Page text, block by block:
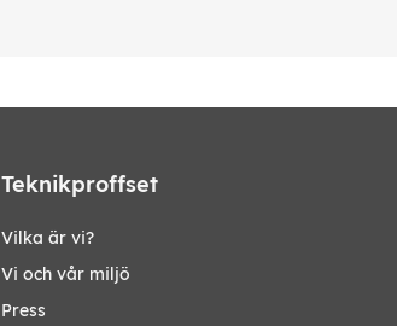
Teknikproffset
Vilka är vi?
Vi och vår miljö
Press